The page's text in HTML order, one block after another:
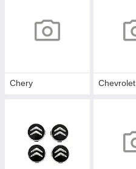
Chery Chevrolet